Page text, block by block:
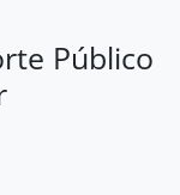
Público